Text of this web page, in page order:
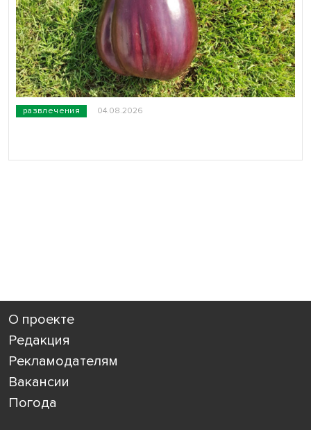
развлечения 04.08.2026
О проекте
Редакция
Рекламодателям
Вакансии
Погода